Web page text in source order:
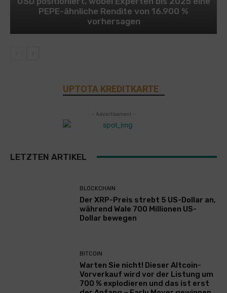
PEPE-ähnliche Rendite von 16.900 %
vorhersagen
UPTOTA KREDITKARTE
- Advertisement -
LETZTEN ARTIKEL
BLOCKCHAIN
Der XRP-Preis strebt 5 US-Dollar an,
während Wale 700 Millionen US-
Dollar bewegen
BITCOIN
Warten Sie nicht! Dieser Altcoin-
Vorverkauf wird vor der Listung um
700 % explodieren und das ist erst